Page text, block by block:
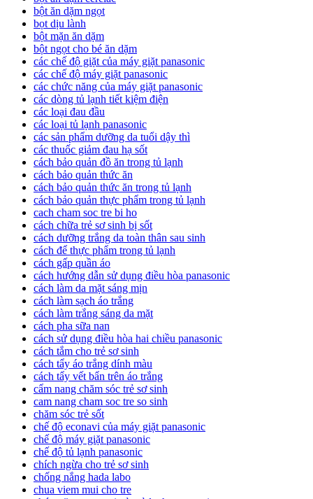
bột ăn dặm ngọt
bọt dịu lành
bột mặn ăn dặm
bột ngọt cho bé ăn dặm
các chế độ giặt của máy giặt panasonic
các chế độ máy giặt panasonic
các chức năng của máy giặt panasonic
các dòng tủ lạnh tiết kiệm điện
các loại đau đầu
các loại tủ lạnh panasonic
các sản phẩm dưỡng da tuổi dậy thì
các thuốc giảm đau hạ sốt
cách bảo quản đồ ăn trong tủ lạnh
cách bảo quản thức ăn
cách bảo quản thức ăn trong tủ lạnh
cách bảo quản thực phẩm trong tủ lạnh
cach cham soc tre bi ho
cách chữa trẻ sơ sinh bị sốt
cách dưỡng trắng da toàn thân sau sinh
cách để thực phẩm trong tủ lạnh
cách gấp quần áo
cách hướng dẫn sử dụng điều hòa panasonic
cách làm da mặt sáng mịn
cách làm sạch áo trắng
cách làm trắng sáng da mặt
cách pha sữa nan
cách sử dụng điều hòa hai chiều panasonic
cách tắm cho trẻ sơ sinh
cách tẩy áo trắng dính màu
cách tẩy vết bẩn trên áo trắng
cẩm nang chăm sóc trẻ sơ sinh
cam nang cham soc tre so sinh
chăm sóc trẻ sốt
chế độ econavi của máy giặt panasonic
chế độ máy giặt panasonic
chế độ tủ lạnh panasonic
chích ngừa cho trẻ sơ sinh
chống nắng hada labo
chua viem mui cho tre